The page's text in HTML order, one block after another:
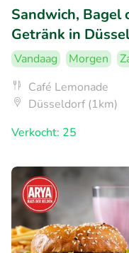
Sandwich, Bagel
Getränk in
Vandaag Morgen
Café Lemonade
Düsseldorf (1km)
Verkocht: 25